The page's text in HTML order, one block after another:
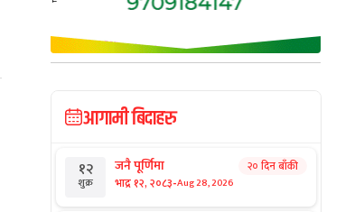
आगामी बिदाहरु
१२
शुक्र
जनै पूर्णिमा
भाद्र १२, २०८३-Aug 28, 2026
२० दिन बाँकी